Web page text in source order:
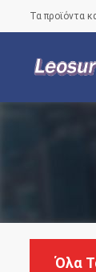
Τα προϊόντα
Όλα